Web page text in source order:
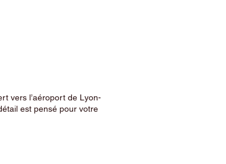
vers l’aéroport de Lyon-
est pensé pour votre